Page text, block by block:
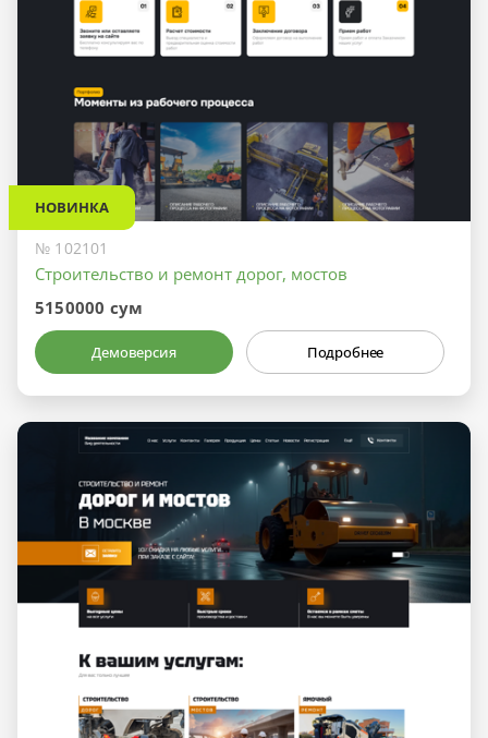
НОВИНКА
№ 102101
Строительство и ремонт дорог, мостов
5150000 сум
Демоверсия Подробнее